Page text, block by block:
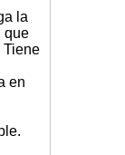
la
que
Tiene
en